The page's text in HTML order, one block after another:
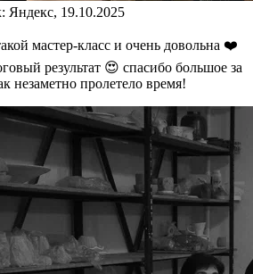
Яндекс, 19.10.2025
мастер-класс и очень довольна ❤️
результат 😍 спасибо большое за
незаметно пролетело время!